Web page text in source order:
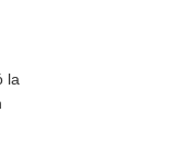
la